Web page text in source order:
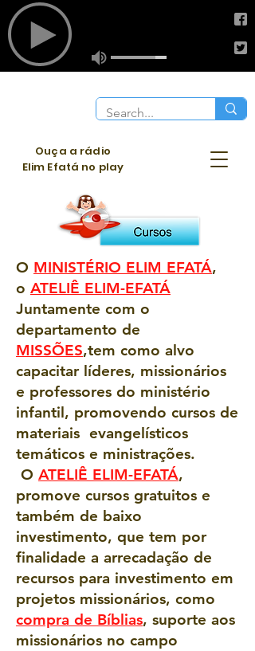
Ouça a rádio
Elim Efatá no play
O MINISTÉRIO ELIM EFATÁ,
o ATELIÊ ELIM-EFATÁ
Juntamente com o
departamento de
MISSÕES,tem como alvo
capacitar líderes, missionários
e professores do ministério
infantil, promovendo cursos de
materiais evangelísticos
temáticos e ministrações.
O ATELIÊ ELIM-EFATÁ,
promove cursos gratuitos e
também de baixo
investimento, que tem por
finalidade a arrecadação de
recursos para investimento em
projetos missionários, como
compra de Bíblias, suporte aos
missionários no campo